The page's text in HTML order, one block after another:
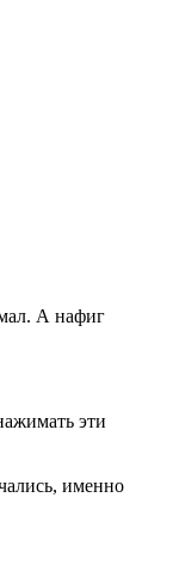
А нафиг
эти
именно